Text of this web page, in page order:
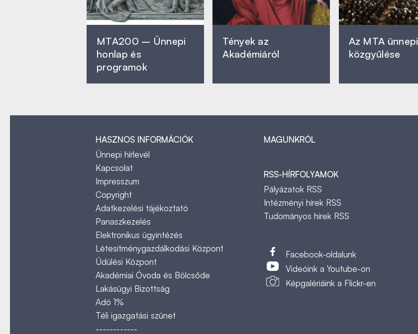
MTA200 – Ünnepi
honlap és
programok
Tények az
Akadémiáról
Az MTA ünnepi
közgyűlése
HASZNOS INFORMÁCIÓK
Ünnepi hírlevél
Kapcsolat
Impresszum
Copyright
Adatkezelési tájékoztató
Panaszkezelés
Elektronikus ügyintézés
Létesítménygazdálkodási Központ
Üdülési Központ
Akadémiai Óvoda és Bölcsőde
Lakásügyi Bizottság
Adó 1%
Téli igazgatási szünet
------------
MAGUNKRÓL
RSS-HÍRFOLYAMOK
Pályázatok RSS
Intézményi hírek RSS
Tudományos hírek RSS
Facebook-oldalunk
Videóink a Youtube-on
Képgalériáink a Flickr-en